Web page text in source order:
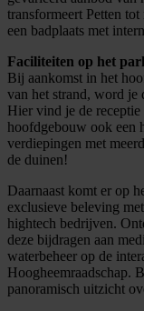
transformeert Petten
een badplaats met
Faciliteiten op het
Bij aankomst in het
van het strand, word je
Hier vind je de receptie
hoofdgebouw ook een
verdiepingen met
de duinen!
Daarnaast komt er op
exclusieve beleving
hightech bedrijven.
deze bijdragen aan
waterbeheer op de
Hoogheemraadschap.
panoramisch uitzicht